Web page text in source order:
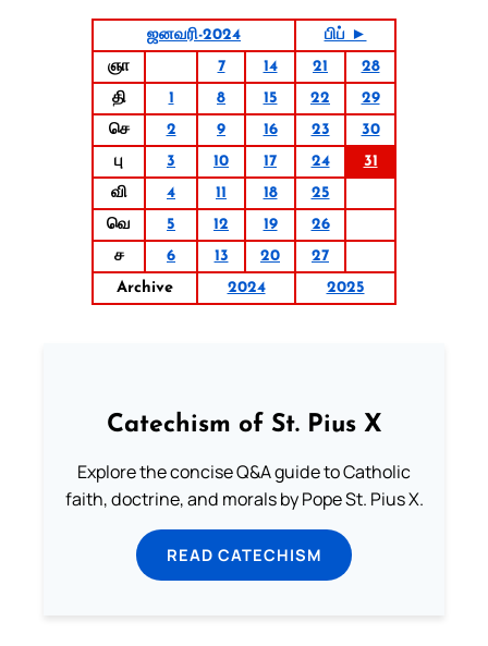
ஜனவரி-2024
பிப் ►
ஞா
7 14 21
28
தி
1 8 15 22
29
செ
2 9 16 23
30
பு
3 10 17 24
31
வி
4 11 18
25
வெ
5 12 19
26
ச
6 13 20
27
Archive
2024 2025
Catechism of St. Pius X
Explore the concise Q&A guide to Catholic
faith, doctrine, and morals by Pope St. Pius X.
READ CATECHISM